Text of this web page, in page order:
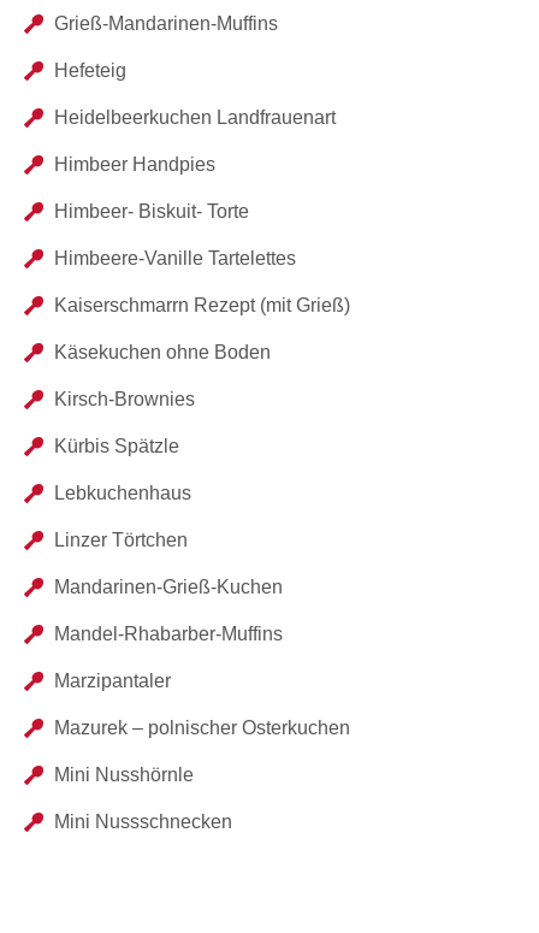
Grieß-Mandarinen-Muffins
Hefeteig
Heidelbeerkuchen Landfrauenart
Himbeer Handpies
Himbeer- Biskuit- Torte
Himbeere-Vanille Tartelettes
Kaiserschmarrn Rezept (mit Grieß)
Käsekuchen ohne Boden
Kirsch-Brownies
Kürbis Spätzle
Lebkuchenhaus
Linzer Törtchen
Mandarinen-Grieß-Kuchen
Mandel-Rhabarber-Muffins
Marzipantaler
Mazurek – polnischer Osterkuchen
Mini Nusshörnle
Mini Nussschnecken